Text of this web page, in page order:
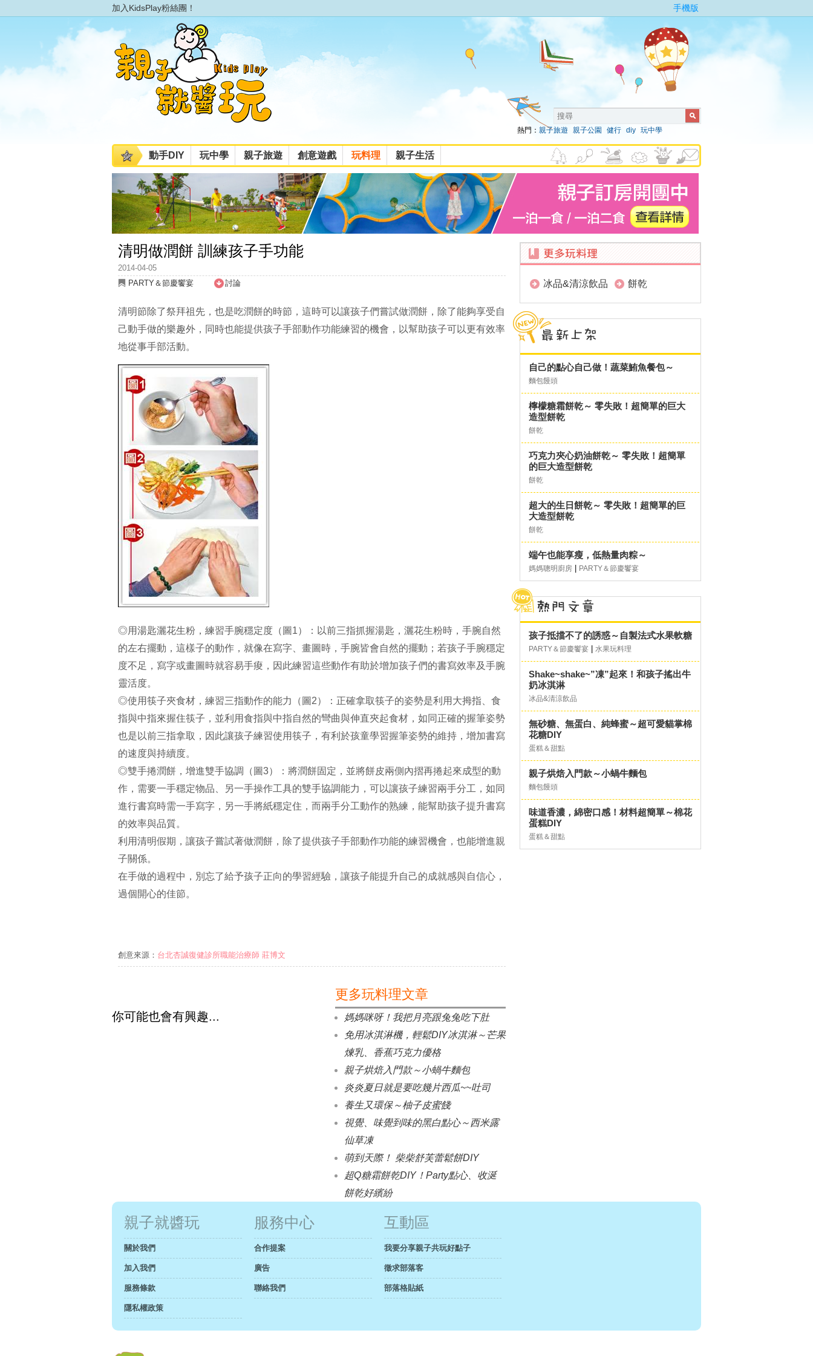
加入KidsPlay粉絲團！ 手機版
熱門： 親子旅遊 親子公園 健行 diy 玩中學
動手DIY 玩中學 親子旅遊 創意遊戲 玩料理 親子生活
清明做潤餅 訓練孩子手功能
2014-04-05
PARTY＆節慶饗宴
討論
清明節除了祭拜祖先，也是吃潤餅的時節，這時可以讓孩子們嘗試做潤餅，除了能夠享受自
己動手做的樂趣外，同時也能提供孩子手部動作功能練習的機會，以幫助孩子可以更有效率
地從事手部活動。
◎用湯匙灑花生粉，練習手腕穩定度（圖1）：以前三指抓握湯匙，灑花生粉時，手腕自然
的左右擺動，這樣子的動作，就像在寫字、畫圖時，手腕皆會自然的擺動；若孩子手腕穩定
度不足，寫字或畫圖時就容易手痠，因此練習這些動作有助於增加孩子們的書寫效率及手腕
靈活度。
◎使用筷子夾食材，練習三指動作的能力（圖2）：正確拿取筷子的姿勢是利用大拇指、食
指與中指來握住筷子，並利用食指與中指自然的彎曲與伸直夾起食材，如同正確的握筆姿勢
也是以前三指拿取，因此讓孩子練習使用筷子，有利於孩童學習握筆姿勢的維持，增加書寫
的速度與持續度。
◎雙手捲潤餅，增進雙手協調（圖3）：將潤餅固定，並將餅皮兩側內摺再捲起來成型的動
作，需要一手穩定物品、另一手操作工具的雙手協調能力，可以讓孩子練習兩手分工，如同
進行書寫時需一手寫字，另一手將紙穩定住，而兩手分工動作的熟練，能幫助孩子提升書寫
的效率與品質。
利用清明假期，讓孩子嘗試著做潤餅，除了提供孩子手部動作功能的練習機會，也能增進親
子關係。
在手做的過程中，別忘了給予孩子正向的學習經驗，讓孩子能提升自己的成就感與自信心，
過個開心的佳節。
創意來源： 台北杏誠復健診所職能治療師 莊博文
更多玩料理文章
媽媽咪呀！我把月亮跟兔兔吃下肚
免用冰淇淋機，輕鬆DIY冰淇淋～芒果
煉乳、香蕉巧克力優格
親子烘焙入門款～小蝸牛麵包
炎炎夏日就是要吃幾片西瓜~~吐司
養生又環保～柚子皮蜜餞
視覺、味覺到味的黑白點心～西米露
仙草凍
萌到天際！ 柴柴舒芙蕾鬆餅DIY
超Q糖霜餅乾DIY！Party點心、收涎
餅乾好繽紛
你可能也會有興趣...
冰品&清涼飲品 餅乾
自己的點心自己做！蔬菜鮪魚餐包～
麵包饅頭
檸檬糖霜餅乾～ 零失敗！超簡單的巨大
造型餅乾
餅乾
巧克力夾心奶油餅乾～ 零失敗！超簡單
的巨大造型餅乾
餅乾
超大的生日餅乾～ 零失敗！超簡單的巨
大造型餅乾
餅乾
端午也能享瘦，低熱量肉粽～
媽媽聰明廚房 PARTY＆節慶饗宴
孩子抵擋不了的誘惑～自製法式水果軟糖
PARTY＆節慶饗宴 水果玩料理
Shake~shake~”凍”起來！和孩子搖出牛
奶冰淇淋
冰品&清涼飲品
無砂糖、無蛋白、純蜂蜜～超可愛貓掌棉
花糖DIY
蛋糕＆甜點
親子烘焙入門款～小蝸牛麵包
麵包饅頭
味道香濃，綿密口感！材料超簡單～棉花
蛋糕DIY
蛋糕＆甜點
親子就醬玩
關於我們
加入我們
服務條款
隱私權政策
服務中心
合作提案
廣告
聯絡我們
互動區
我要分享親子共玩好點子
徵求部落客
部落格貼紙